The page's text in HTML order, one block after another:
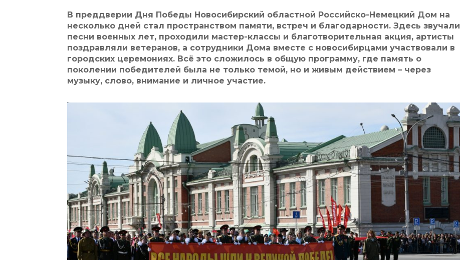
В преддверии Дня Победы Новосибирский областной Российско-Немецкий Дом на
несколько дней стал пространством памяти, встреч и благодарности. Здесь звучали
песни военных лет, проходили мастер-классы и благотворительная акция, артисты
поздравляли ветеранов, а сотрудники Дома вместе с новосибирцами участвовали в
городских церемониях. Всё это сложилось в общую программу, где память о
поколении победителей была не только темой, но и живым действием – через
музыку, слово, внимание и личное участие.